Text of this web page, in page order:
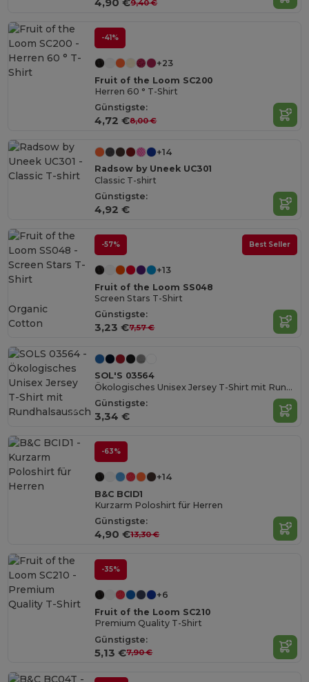
9,40 €
-41%
+23
Fruit of the Loom SC200
Herren 60 ° T-Shirt
Günstigste:
4,72 €8,00 €
+14
Radsow by Uneek UC301
Classic T-shirt
Günstigste:
4,92 €
-57% Best Seller
+13
Fruit of the Loom SS048
Screen Stars T-Shirt
Günstigste:
3,23 €7,57 €
Organic
Cotton
SOL'S 03564
Ökologisches Unisex Jersey T-Shirt mit Rundhalsausschnitt
Günstigste:
3,34 €
-63%
+14
B&C BCID1
Kurzarm Poloshirt für Herren
Günstigste:
4,90 €13,30 €
-35%
+6
Fruit of the Loom SC210
Premium Quality T-Shirt
Günstigste:
5,13 €7,90 €